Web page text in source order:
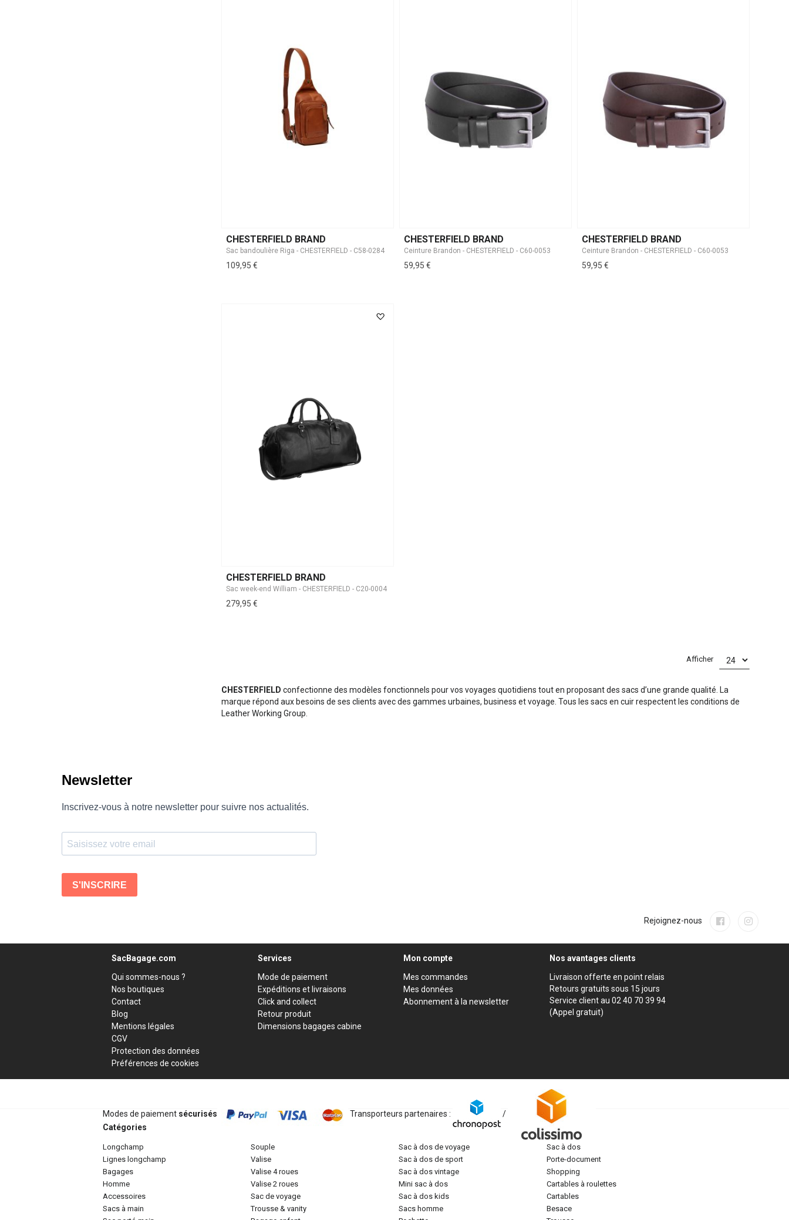
CHESTERFIELD BRAND
Sac bandoulière Riga - CHESTERFIELD - C58-0284
109,95 €
CHESTERFIELD BRAND
Ceinture Brandon - CHESTERFIELD - C60-0053
59,95 €
CHESTERFIELD BRAND
Ceinture Brandon - CHESTERFIELD - C60-0053
59,95 €
CHESTERFIELD BRAND
Sac week-end William - CHESTERFIELD - C20-0004
279,95 €
Afficher
CHESTERFIELD confectionne des modèles fonctionnels pour vos voyages quotidiens tout en proposant des sacs d’une grande qualité. La
marque répond aux besoins de ses clients avec des gammes urbaines, business et voyage. Tous les sacs en cuir respectent les conditions de
Leather Working Group.
Rejoignez-nous
SacBagage.com
Qui sommes-nous ?
Nos boutiques
Contact
Blog
Mentions légales
CGV
Protection des données
Préférences de cookies
Services
Mode de paiement
Expéditions et livraisons
Click and collect
Retour produit
Dimensions bagages cabine
Mon compte
Mes commandes
Mes données
Abonnement à la newsletter
Nos avantages clients
Livraison offerte en point relais
Retours gratuits sous 15 jours
Service client au 02 40 70 39 94
(Appel gratuit)
Modes de paiement sécurisés Transporteurs partenaires :
/
Catégories
longchamp
lignes longchamp
bagages
homme
accessoires
sacs à main
souple
valise
valise 4 roues
valise 2 roues
sac de voyage
trousse & vanity
sac à dos de voyage
sac à dos de sport
sac à dos vintage
mini sac à dos
sac à dos kids
sacs homme
sac à dos
porte-document
shopping
cartables à roulettes
cartables
besace